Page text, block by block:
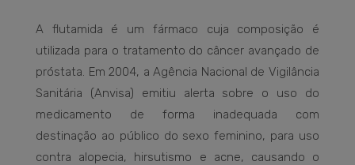
A flutamida é um fármaco cuja composição é
utilizada para o tratamento do câncer avançado de
próstata. Em 2004, a Agência Nacional de Vigilância
Sanitária (Anvisa) emitiu alerta sobre o uso do
medicamento de forma inadequada com
destinação ao público do sexo feminino, para uso
contra alopecia, hirsutismo e acne, causando o